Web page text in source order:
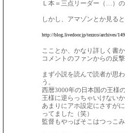
Ｌ本＝三点リーダー（…）
しかし、アマゾンとか見る
http://blog.livedoor.jp/tezzco/archives/
こことか、かなり詳しく書
コメントのファンからの反
まず小説を読んで読者が思
う。
西暦3000年の日本国の王様
王様に逆らっちゃいけない
あまりにアホ設定にさすが
ってました（笑）
監督もやっぱそこはつっこ